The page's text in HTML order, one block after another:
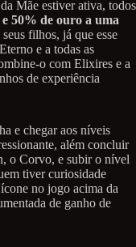
Mãe estiver ativa, todos
50% de ouro a uma
filhos, já que esse
e a todas as
o com Elixires e a
de experiência
e chegar aos níveis
além concluir
o Corvo, e subir o nível
tiver curiosidade
no jogo acima da
de ganho de